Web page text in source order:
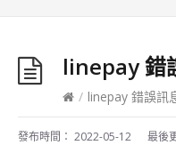
linepay 錯
/ linepay 錯誤訊
發布時間： 2022-05-12 最後